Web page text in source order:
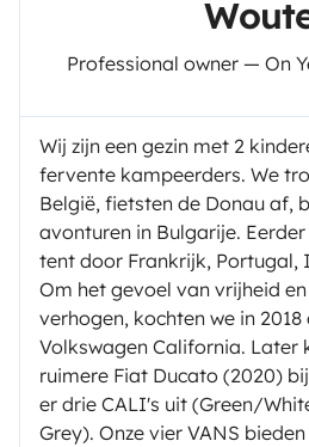
Professional owner — On
Wij zijn een gezin met 2
fervente kampeerders. We
België, fietsten de Donau af,
avonturen in Bulgarije.
tent door Frankrijk, Portugal,
Om het gevoel van vrijheid
verhogen, kochten we in 2018
Volkswagen California. Later
ruimere Fiat Ducato (2020)
er drie CALI's uit (Green/
Grey). Onze vier VANS